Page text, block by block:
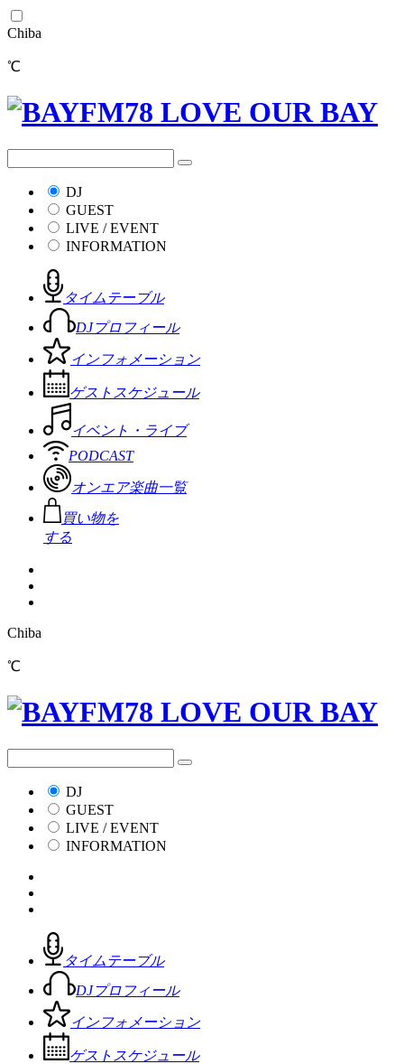
Chiba
℃
DJ
GUEST
LIVE / EVENT
INFORMATION
タイムテーブル
DJプロフィール
インフォメーション
ゲストスケジュール
イベント・ライブ
PODCAST
オンエア楽曲一覧
買い物を
する
Chiba
℃
DJ
GUEST
LIVE / EVENT
INFORMATION
タイムテーブル
DJプロフィール
インフォメーション
ゲストスケジュール